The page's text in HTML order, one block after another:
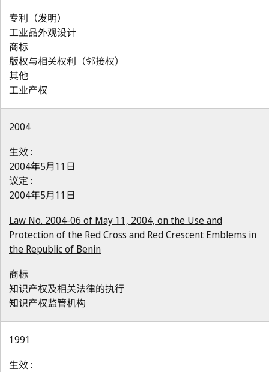
专利（发明）
工业品外观设计
商标
版权与相关权利（邻接权）
其他
工业产权
2004
生效 :
2004年5月11日
议定 :
2004年5月11日
Law No. 2004-06 of May 11, 2004, on the Use and
Protection of the Red Cross and Red Crescent Emblems in
the Republic of Benin
商标
知识产权及相关法律的执行
知识产权监管机构
1991
生效 :